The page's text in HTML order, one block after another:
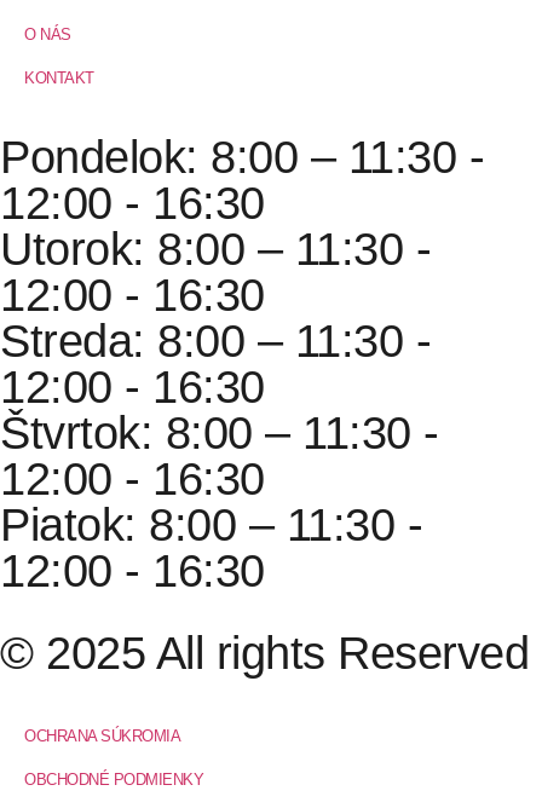
O NÁS
KONTAKT
Pondelok: 8:00 – 11:30 -
12:00 - 16:30
Utorok: 8:00 – 11:30 -
12:00 - 16:30
Streda: 8:00 – 11:30 -
12:00 - 16:30
Štvrtok: 8:00 – 11:30 -
12:00 - 16:30
Piatok: 8:00 – 11:30 -
12:00 - 16:30
© 2025 All rights Reserved
OCHRANA SÚKROMIA
OBCHODNÉ PODMIENKY